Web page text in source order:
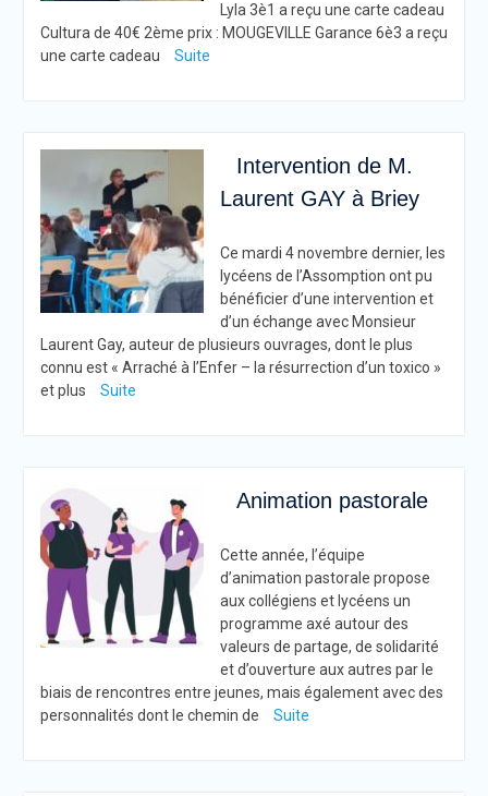
Lyla 3è1 a reçu une carte cadeau
Cultura de 40€ 2ème prix : MOUGEVILLE Garance 6è3 a reçu
une carte cadeau
Suite
Intervention de M.
Laurent GAY à Briey
Ce mardi 4 novembre dernier, les
lycéens de l’Assomption ont pu
bénéficier d’une intervention et
d’un échange avec Monsieur
Laurent Gay, auteur de plusieurs ouvrages, dont le plus
connu est « Arraché à l’Enfer – la résurrection d’un toxico »
et plus
Suite
Animation pastorale
Cette année, l’équipe
d’animation pastorale propose
aux collégiens et lycéens un
programme axé autour des
valeurs de partage, de solidarité
et d’ouverture aux autres par le
biais de rencontres entre jeunes, mais également avec des
personnalités dont le chemin de
Suite